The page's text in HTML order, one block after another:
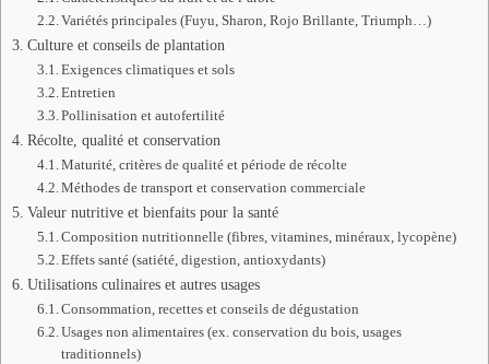
Variétés principales (Fuyu, Sharon, Rojo Brillante, Triumph…)
Culture et conseils de plantation
Exigences climatiques et sols
Entretien
Pollinisation et autofertilité
Récolte, qualité et conservation
Maturité, critères de qualité et période de récolte
Méthodes de transport et conservation commerciale
Valeur nutritive et bienfaits pour la santé
Composition nutritionnelle (fibres, vitamines, minéraux, lycopène)
Effets santé (satiété, digestion, antioxydants)
Utilisations culinaires et autres usages
Consommation, recettes et conseils de dégustation
Usages non alimentaires (ex. conservation du bois, usages
traditionnels)